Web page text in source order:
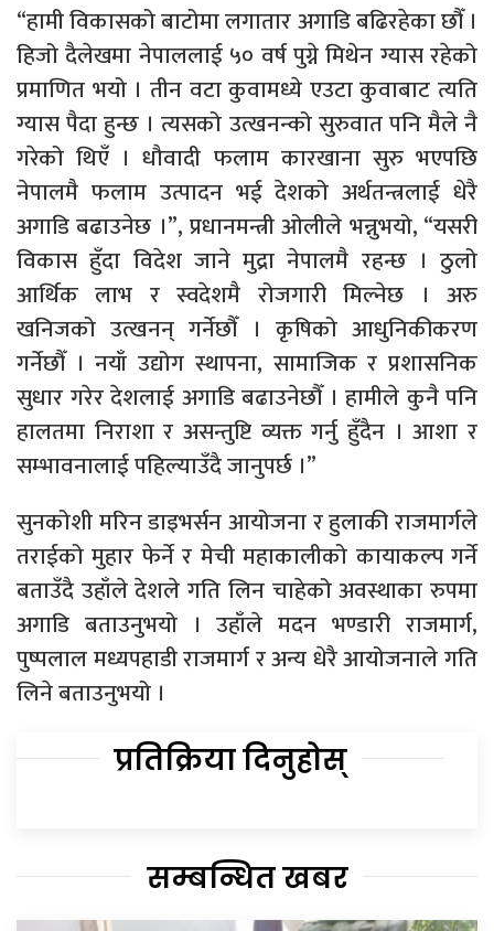
“हामी विकासको बाटोमा लगातार अगाडि बढिरहेका छौँ ।
हिजो दैलेखमा नेपाललाई ५० वर्ष पुग्ने मिथेन ग्यास रहेको
प्रमाणित भयो । तीन वटा कुवामध्ये एउटा कुवाबाट त्यति
ग्यास पैदा हुन्छ । त्यसको उत्खनन्को सुरुवात पनि मैले नै
गरेको थिएँ । धौवादी फलाम कारखाना सुरु भएपछि
नेपालमै फलाम उत्पादन भई देशको अर्थतन्त्रलाई धेरै
अगाडि बढाउनेछ ।”, प्रधानमन्त्री ओलीले भन्नुभयो, “यसरी
विकास हुँदा विदेश जाने मुद्रा नेपालमै रहन्छ । ठुलो
आर्थिक लाभ र स्वदेशमै रोजगारी मिल्नेछ । अरु
खनिजको उत्खनन् गर्नेछौँ । कृषिको आधुनिकीकरण
गर्नेछौँ । नयाँ उद्योग स्थापना, सामाजिक र प्रशासनिक
सुधार गरेर देशलाई अगाडि बढाउनेछौँ । हामीले कुनै पनि
हालतमा निराशा र असन्तुष्टि व्यक्त गर्नु हुँदैन । आशा र
सम्भावनालाई पहिल्याउँदै जानुपर्छ ।”
सुनकोशी मरिन डाइभर्सन आयोजना र हुलाकी राजमार्गले
तराईको मुहार फेर्ने र मेची महाकालीको कायाकल्प गर्ने
बताउँदै उहाँले देशले गति लिन चाहेको अवस्थाका रुपमा
अगाडि बताउनुभयो । उहाँले मदन भण्डारी राजमार्ग,
पुष्पलाल मध्यपहाडी राजमार्ग र अन्य धेरै आयोजनाले गति
लिने बताउनुभयो ।
प्रतिक्रिया दिनुहोस्
सम्बन्धित खबर